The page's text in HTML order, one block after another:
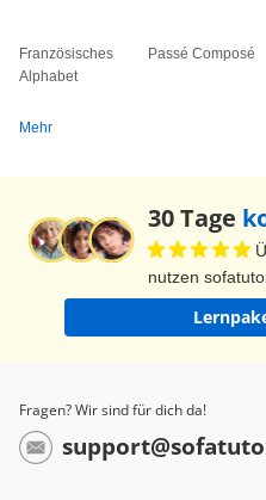
Französisches
Alphabet
Passé Composé
Mehr
30 Tage
nutzen
Fragen? Wir sind für dich da!